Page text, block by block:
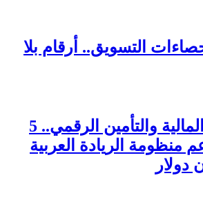
إحصاءات التسويق.. أرقام بلا
بين التقنية المالية والتأمين الرقمي.. 5
منظومة الريادة العربية